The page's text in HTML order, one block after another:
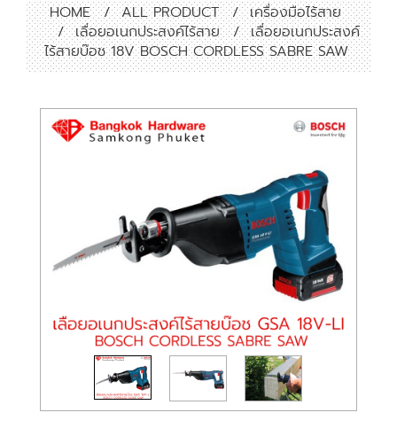
HOME / ALL PRODUCT / เครื่องมือไร้สาย
/ เลื่อยอเนกประสงค์ไร้สาย / เลื่อยอเนกประสงค์
ไร้สายบ๊อช 18V BOSCH CORDLESS SABRE SAW